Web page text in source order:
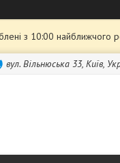
з 10:00 найближчого
вул. Вільнюська 33, Київ,